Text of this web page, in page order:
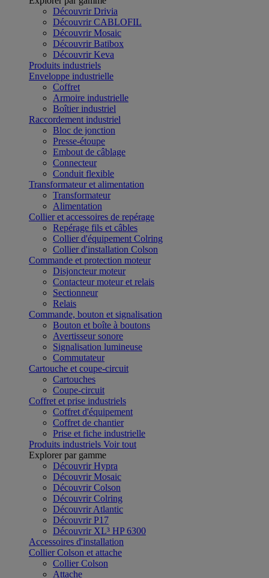
Découvrir Drivia
Découvrir CABLOFIL
Découvrir Mosaic
Découvrir Batibox
Découvrir Keva
Produits industriels
Enveloppe industrielle
Coffret
Armoire industrielle
Boîtier industriel
Raccordement industriel
Bloc de jonction
Presse-étoupe
Embout de câblage
Connecteur
Conduit flexible
Transformateur et alimentation
Transformateur
Alimentation
Collier et accessoires de repérage
Repérage fils et câbles
Collier d'équipement Colring
Collier d'installation Colson
Commande et protection moteur
Disjoncteur moteur
Contacteur moteur et relais
Sectionneur
Relais
Commande, bouton et signalisation
Bouton et boîte à boutons
Avertisseur sonore
Signalisation lumineuse
Commutateur
Cartouche et coupe-circuit
Cartouches
Coupe-circuit
Coffret et prise industriels
Coffret d'équipement
Coffret de chantier
Prise et fiche industrielle
Produits industriels Voir tout
Explorer par gamme
Découvrir Hypra
Découvrir Mosaic
Découvrir Colson
Découvrir Colring
Découvrir Atlantic
Découvrir P17
Découvrir XL³ HP 6300
Accessoires d'installation
Collier Colson et attache
Collier Colson
Attache